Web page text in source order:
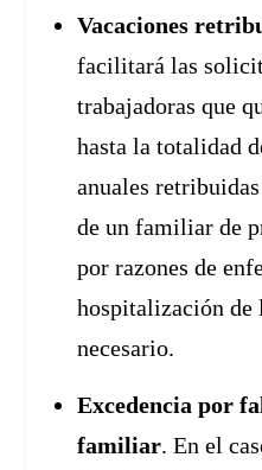
Vacaciones
facilitará las
trabajadoras que
hasta la totalidad
anuales
de un familiar de
por razones de
hospitalización de
necesario.
Excedencia por
familiar. En el